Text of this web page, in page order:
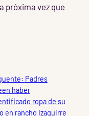
próxima vez que
Padres
haber
ropa de su
en rancho Izaguirre